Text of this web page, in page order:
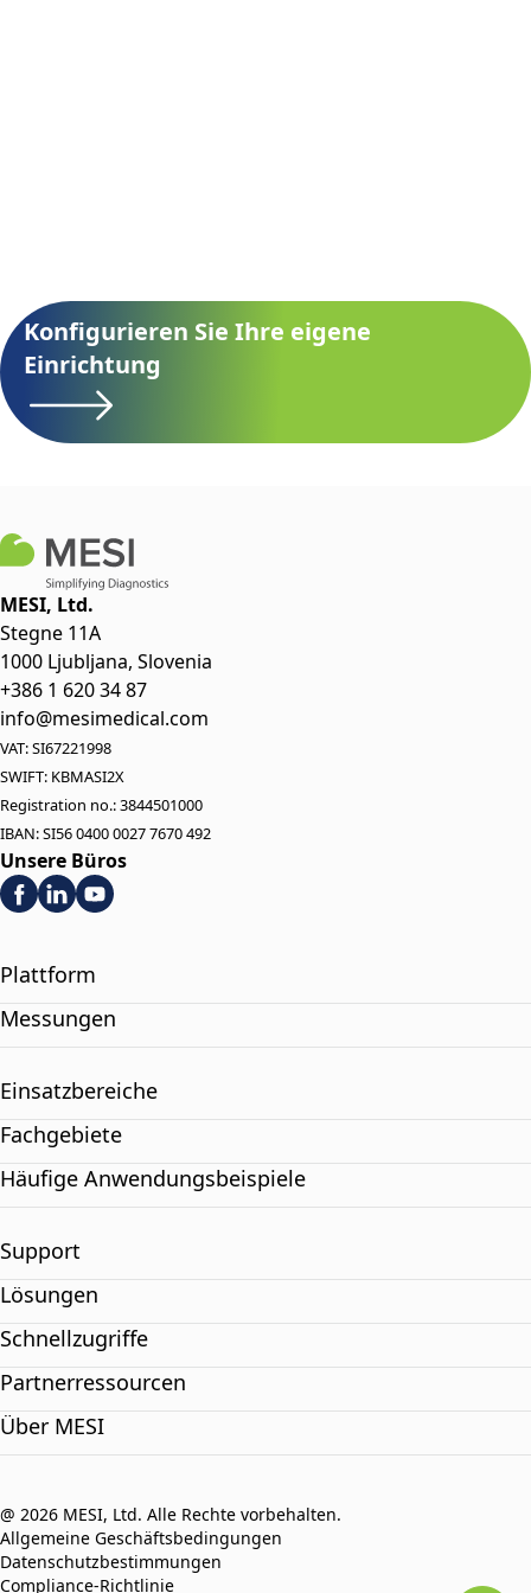
Konfigurieren Sie Ihre eigene
Einrichtung
MESI, Ltd.
Stegne 11A
1000 Ljubljana, Slovenia
+386 1 620 34 87
info@mesimedical.com
VAT: SI67221998
SWIFT: KBMASI2X
Registration no.: 3844501000
IBAN: SI56 0400 0027 7670 492
Unsere Büros
Plattform
Messungen
Einsatzbereiche
Fachgebiete
Häufige Anwendungsbeispiele
Support
Lösungen
Schnellzugriffe
Partnerressourcen
Über MESI
@ 2026 MESI, Ltd. Alle Rechte vorbehalten.
Allgemeine Geschäftsbedingungen
Datenschutzbestimmungen
Compliance-Richtlinie